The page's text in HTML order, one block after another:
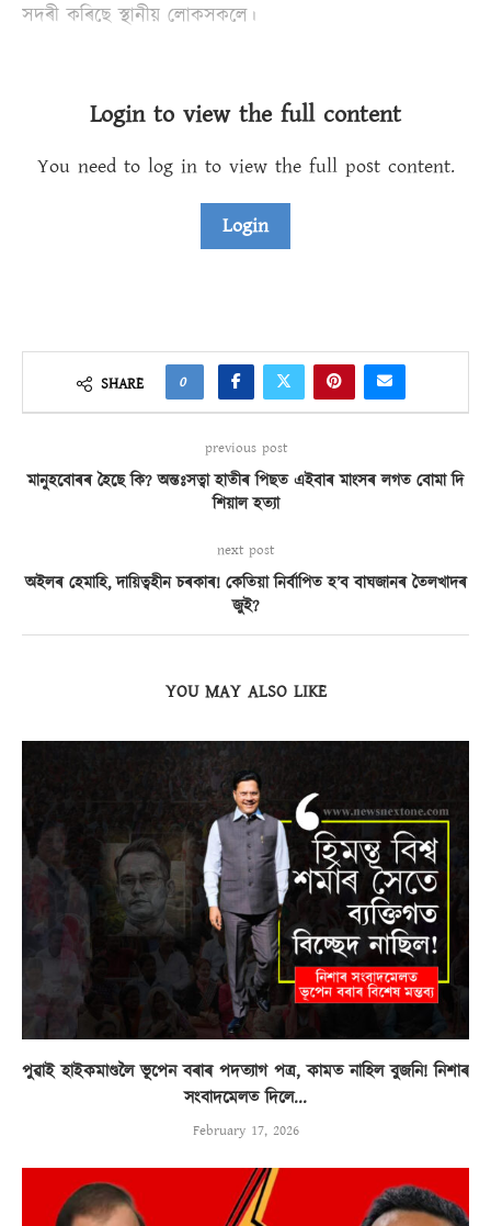
সদৰী কৰিছে স্থানীয় লোকসকলে।
Login to view the full content
You need to log in to view the full post content.
Login
SHARE 0
previous post
মানুহবোৰৰ হৈছে কি? অন্তঃসত্বা হাতীৰ পিছত এইবাৰ মাংসৰ লগত বোমা দি
শিয়াল হত্যা
next post
অইলৰ হেমাহি, দায়িত্বহীন চৰকাৰ! কেতিয়া নিৰ্বাপিত হ’ব বাঘজানৰ তৈলখাদৰ
জুই?
YOU MAY ALSO LIKE
পুৱাই হাইকমাণ্ডলৈ ভূপেন বৰাৰ পদত্যাগ পত্ৰ, কামত নাহিল বুজনি! নিশাৰ
সংবাদমেলত দিলে...
February 17, 2026